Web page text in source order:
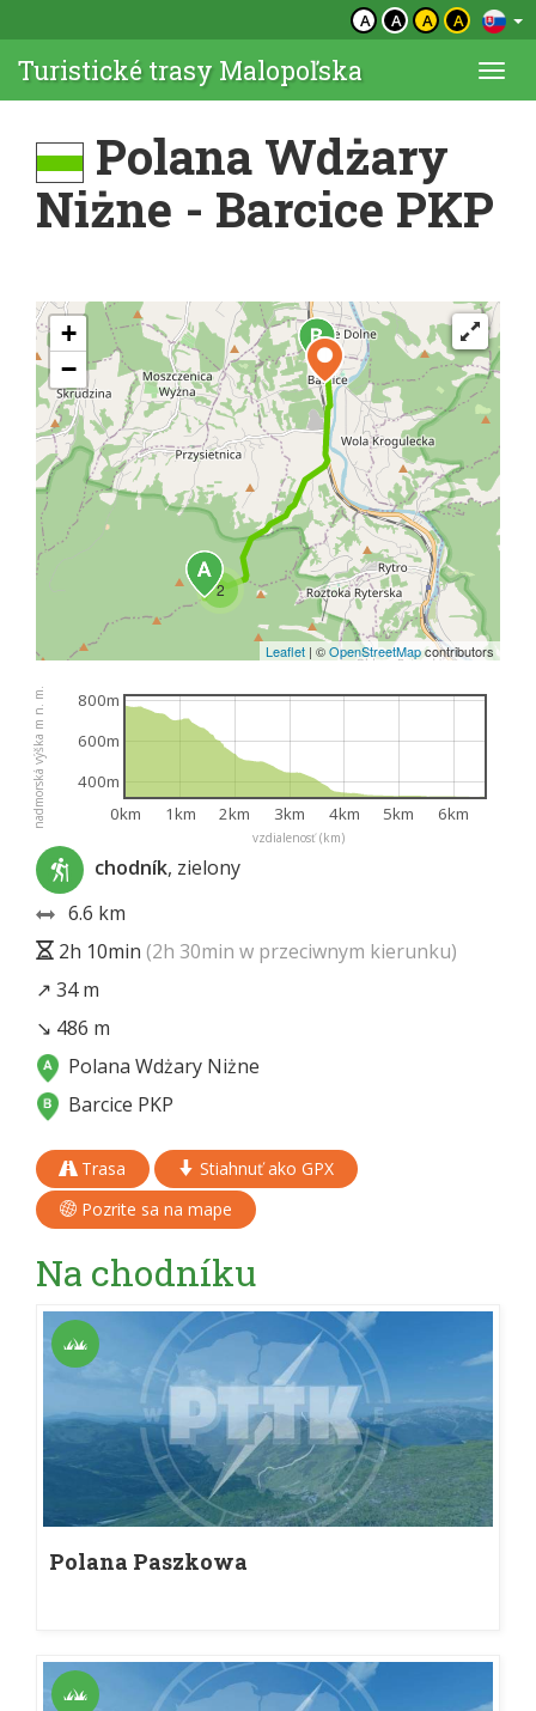
A A A A
Turistické trasy Malopoľska
Polana Wdżary
Niżne - Barcice PKP
2
+
−
Leaflet | ©OpenStreetMapcontributors
vzdialenosť (km)
nadmorská výška m n. m. 0km 1km 2km 3km 4km 5km 6km
400m
600m
800m
chodník, zielony
6.6 km
2h 10min (2h 30min w przeciwnym kierunku)
↗ 34 m
↘ 486 m
Polana Wdżary Niżne
Barcice PKP
Trasa
Stiahnuť ako GPX
Pozrite sa na mape
Na chodníku
Polana Paszkowa